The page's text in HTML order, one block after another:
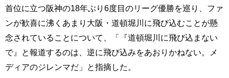
首位に立つ阪神の18年ぶり6度目のリーグ優勝を巡り、ファ
ンが歓喜に沸くあまり大阪・道頓堀川に飛び込むことが懸
念されていることについて、「『道頓堀川に飛び込まない
で』と報道するのは、逆に飛び込みをあおりかねない。メ
ディアのジレンマだ」と指摘した。